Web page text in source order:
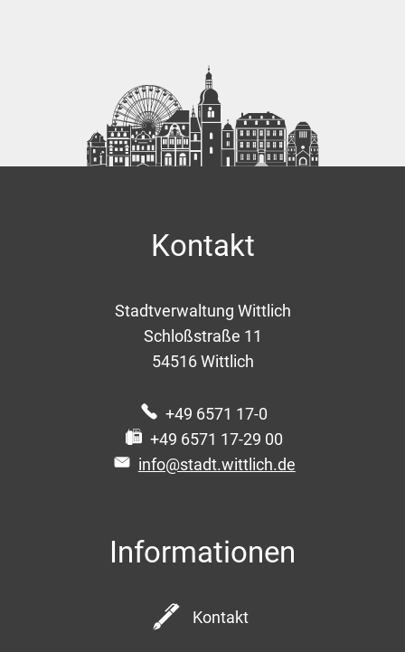
Kontakt
Stadtverwaltung Wittlich
Schloßstraße 11
54516 Wittlich
+49 6571 17-0
+49 6571 17-29 00
info@stadt.wittlich.de
Informationen
Kontakt